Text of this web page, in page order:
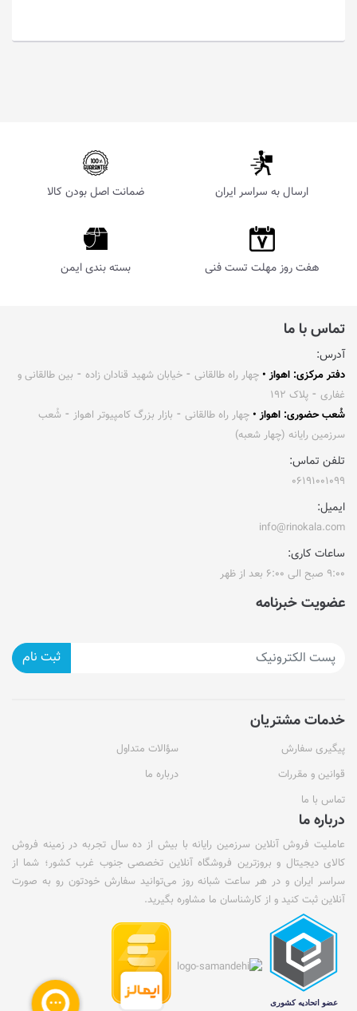
ارسال به سراسر ایران ضمانت اصل بودن کالا
هفت روز مهلت تست فنی بسته بندی ایمن
تماس با ما
آدرس:
دفتر مرکزی: اهواز • چهار راه طالقانی ⁃ خیابان شهید قنادان زاده ⁃ بین طالقانی و
غفاری ⁃ پلاک ۱۹۲
شُعب حضوری: اهواز • چهار راه طالقانی ⁃ بازار بزرگ کامپیوتر اهواز ⁃ شُعب
سرزمین رایانه (چهار شعبه)
تلفن تماس:
۰۶۱۹۱۰۰۱۰۹۹
ایمیل:
info@rinokala.com
ساعات کاری:
۹:۰۰ صبح الی ۶:۰۰ بعد از ظهر
عضویت خبرنامه
ثبت نام
خدمات مشتریان
پیگیری سفارش
سؤالات متداول
قوانین و مقررات
درباره ما
تماس با ما
درباره ما
عاملیت فروش آنلاین سرزمین رایانه با بیش از ده سال تجربه در زمینه فروش
کالای دیجیتال و بروزترین فروشگاه آنلاین تخصصی جنوب غرب کشور؛ شما از
سراسر ایران و در هر ساعت شبانه روز می‌توانید سفارش خودتون رو به صورت
آنلاین ثبت کنید و از کارشناسان ما مشاوره بگیرید.